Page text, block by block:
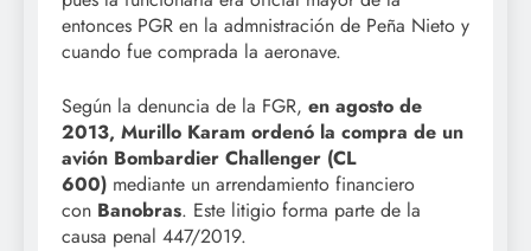
entonces PGR en la admnistración de Peña Nieto y
cuando fue comprada la aeronave.
Según la denuncia de la FGR, en agosto de
2013, Murillo Karam ordenó la compra de un
avión Bombardier Challenger (CL
600) mediante un arrendamiento financiero
con Banobras. Este litigio forma parte de la
causa penal 447/2019.